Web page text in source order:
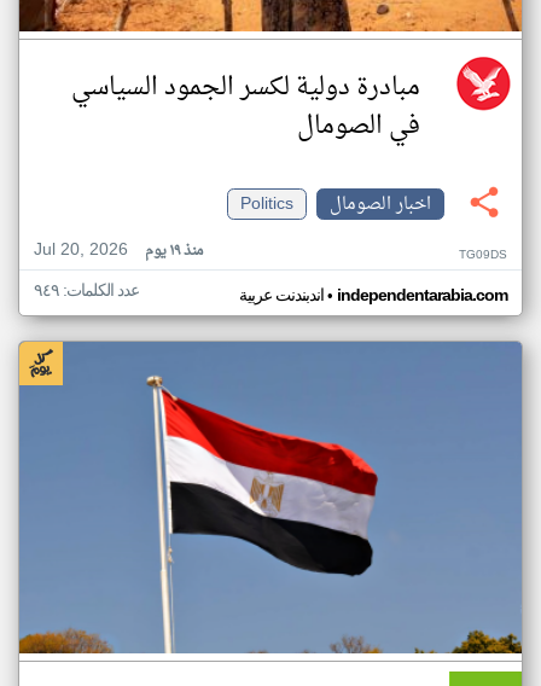
مبادرة دولية لكسر الجمود السياسي
في الصومال
اخبار الصومال
Politics
Jul 20, 2026
منذ ١٩ يوم TG09DS
اندبندنت عربية• independentarabia.com عدد الكلمات: ٩٤٩